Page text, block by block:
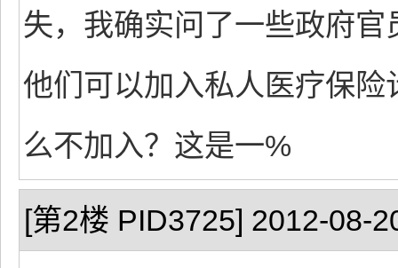
失，我确实问了一些政府
他们可以加入私人医疗保
么不加入？这是一%
[第2楼 PID3725] 2012-08-